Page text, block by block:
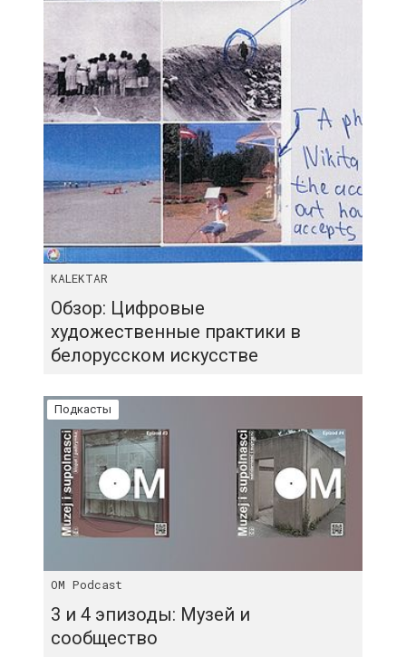
KALEKTAR
Обзор: Цифровые
художественные практики в
белорусском искусстве
Подкасты
OM Podcast
3 и 4 эпизоды: Музей и
сообщество